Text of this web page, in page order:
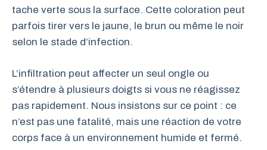
tache verte sous la surface. Cette coloration peut
parfois tirer vers le jaune, le brun ou même le noir
selon le stade d’infection.
L’infiltration peut affecter un seul ongle ou
s’étendre à plusieurs doigts si vous ne réagissez
pas rapidement. Nous insistons sur ce point : ce
n’est pas une fatalité, mais une réaction de votre
corps face à un environnement humide et fermé.